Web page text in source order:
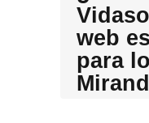
web
para